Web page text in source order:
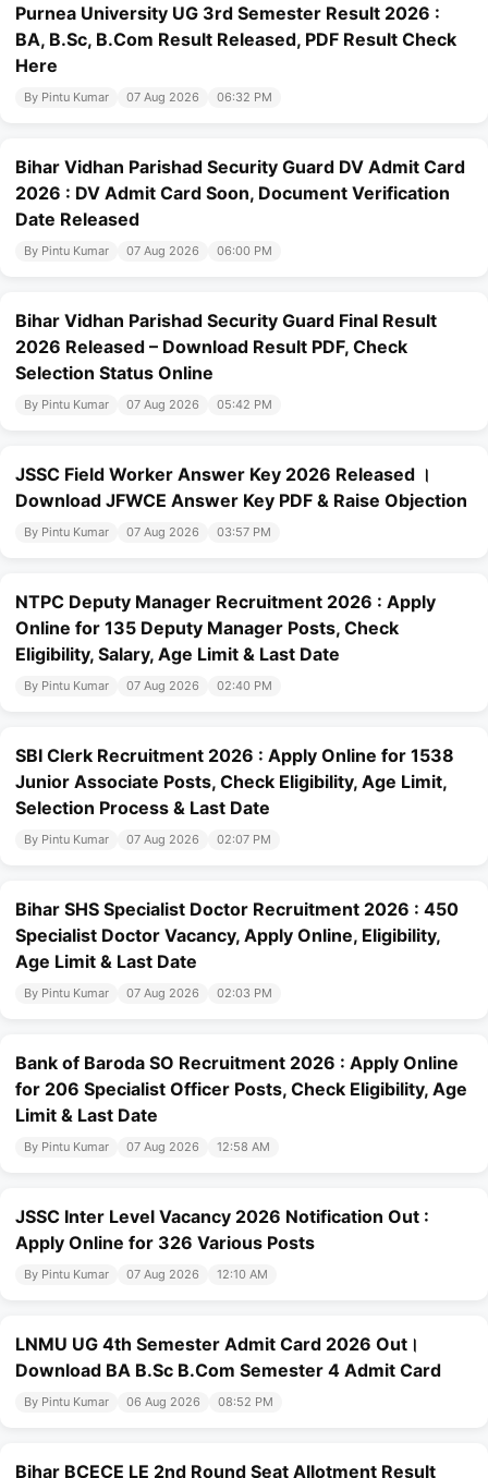
Purnea University UG 3rd Semester Result 2026 :
BA, B.Sc, B.Com Result Released, PDF Result Check
Here
By Pintu Kumar 07 Aug 2026 06:32 PM
Bihar Vidhan Parishad Security Guard DV Admit Card
2026 : DV Admit Card Soon, Document Verification
Date Released
By Pintu Kumar 07 Aug 2026 06:00 PM
Bihar Vidhan Parishad Security Guard Final Result
2026 Released – Download Result PDF, Check
Selection Status Online
By Pintu Kumar 07 Aug 2026 05:42 PM
JSSC Field Worker Answer Key 2026 Released ।
Download JFWCE Answer Key PDF & Raise Objection
By Pintu Kumar 07 Aug 2026 03:57 PM
NTPC Deputy Manager Recruitment 2026 : Apply
Online for 135 Deputy Manager Posts, Check
Eligibility, Salary, Age Limit & Last Date
By Pintu Kumar 07 Aug 2026 02:40 PM
SBI Clerk Recruitment 2026 : Apply Online for 1538
Junior Associate Posts, Check Eligibility, Age Limit,
Selection Process & Last Date
By Pintu Kumar 07 Aug 2026 02:07 PM
Bihar SHS Specialist Doctor Recruitment 2026 : 450
Specialist Doctor Vacancy, Apply Online, Eligibility,
Age Limit & Last Date
By Pintu Kumar 07 Aug 2026 02:03 PM
Bank of Baroda SO Recruitment 2026 : Apply Online
for 206 Specialist Officer Posts, Check Eligibility, Age
Limit & Last Date
By Pintu Kumar 07 Aug 2026 12:58 AM
JSSC Inter Level Vacancy 2026 Notification Out :
Apply Online for 326 Various Posts
By Pintu Kumar 07 Aug 2026 12:10 AM
LNMU UG 4th Semester Admit Card 2026 Out।
Download BA B.Sc B.Com Semester 4 Admit Card
By Pintu Kumar 06 Aug 2026 08:52 PM
Bihar BCECE LE 2nd Round Seat Allotment Result